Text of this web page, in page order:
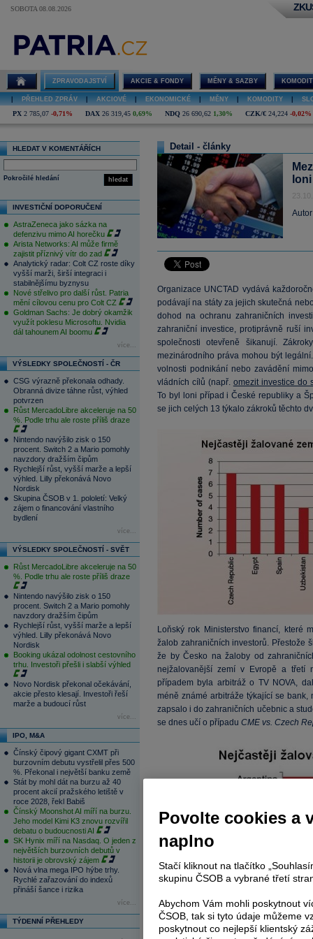
SOBOTA 08.08.2026
ZPRAVODAJSTVÍ AKCIE & FONDY MĚNY & SAZBY
PŘEHLED ZPRÁV AKCIOVÉ EKONOMICKÉ MĚNY KOMODITY
PX 2 785,07 -0,71% DAX 26 319,45 0,69% NDQ 26 690,62 1,30% CZK/€ 24,224 -0,02%
HLEDAT V KOMENTÁŘÍCH
hledat
Pokročilé hledání
INVESTIČNÍ DOPORUČENÍ
AstraZeneca jako sázka na
defenzivu mimo AI horečku
Arista Networks: AI může firmě
zajistit příznivý vítr do zad
Analytický radar: Colt CZ roste díky
vyšší marži, širší integraci i
stabilnějšímu byznysu
Nové střelivo pro další růst. Patria
mění cílovou cenu pro Colt CZ
Goldman Sachs: Je dobrý okamžik
využít poklesu Microsoftu. Nvidia
dál tahounem AI boomu
více...
VÝSLEDKY SPOLEČNOSTÍ - ČR
CSG výrazně překonala odhady.
Obranná divize táhne růst, výhled
potvrzen
Růst MercadoLibre akceleruje na 50
%. Podle trhu ale roste příliš draze
Nintendo navýšilo zisk o 150
procent. Switch 2 a Mario pomohly
navzdory dražším čipům
Rychlejší růst, vyšší marže a lepší
výhled. Lilly překonává Novo
Nordisk
Skupina ČSOB v 1. pololetí: Velký
zájem o financování vlastního
bydlení
více...
VÝSLEDKY SPOLEČNOSTÍ - SVĚT
Růst MercadoLibre akceleruje na 50
%. Podle trhu ale roste příliš draze
Nintendo navýšilo zisk o 150
procent. Switch 2 a Mario pomohly
navzdory dražším čipům
Rychlejší růst, vyšší marže a lepší
výhled. Lilly překonává Novo
Nordisk
Booking ukázal odolnost cestovního
trhu. Investoři přešli i slabší výhled
Novo Nordisk překonal očekávání,
akcie přesto klesají. Investoři řeší
marže a budoucí růst
více...
IPO, M&A
Čínský čipový gigant CXMT při
burzovním debutu vystřelil přes 500
%. Překonal i největší banku země
Stát by mohl dát na burzu až 40
procent akcií pražského letiště v
roce 2028, řekl Babiš
Čínský Moonshot AI míří na burzu.
Jeho model Kimi K3 znovu rozvířil
debatu o budoucnosti AI
SK Hynix míří na Nasdaq. O jeden z
největších burzovních debutů v
historii je obrovský zájem
Nová vlna mega IPO hýbe trhy.
Rychlé zařazování do indexů
přináší šance i rizika
více...
TÝDENNÍ PŘEHLEDY
Detail - články
Organizace UNCTAD vydává
podávají na státy za jejich skutečná
dohod na ochranu zahraničních
zahraniční investice, protiprávně ruší
společnosti otevřeně šikanují.
mezinárodního práva mohou být
volnosti podnikání nebo zavádění
vládních cílů (např. omezit investice do
To byl loni případ i České republiky a
se jich celých 13 týkalo zákroků těchto
Loňský rok Ministerstvo financí, které
žalob zahraničních investorů. Přestože
že by Česko na žaloby od
nejžalovanější zemí v Evropě a třetí
případem byla arbitráž o TV NOVA,
méně známé arbitráže týkající se
zapsalo i do zahraničních učebnic a
se dnes učí o případu CME vs. Czech
Povolte cookies a
naplno
Stačí kliknout na tlačítko
skupinu ČSOB a vybrané třetí
Abychom Vám mohli poskytnout
ČSOB, tak si tyto údaje můžeme
poskytnout co nejlepší klientský